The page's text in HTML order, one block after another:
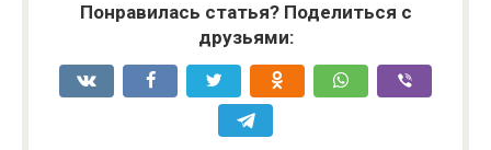
Понравилась статья? Поделиться с
друзьями: